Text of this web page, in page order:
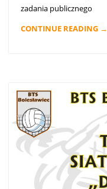
zadania publicznego
CONTINUE READING →